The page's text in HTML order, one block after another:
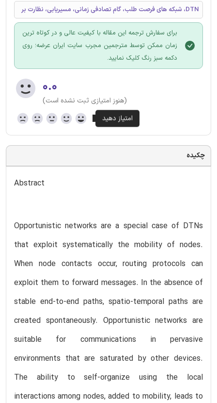
DTN، شبکه های فرصت طلب، گام تصادفی زمانی، مسیریابی، نظارت بر
برای سفارش ترجمه این مقاله با کیفیت عالی و در کوتاه ترین
زمان ممکن توسط مترجمین مجرب سایت ایران عرضه؛ روی
دکمه سبز رنگ کلیک نمایید.
۰.۰
(هنوز امتیازی ثبت نشده است)
چکیده
Abstract
Opportunistic networks are a special case of DTNs
that exploit systematically the mobility of nodes.
When node contacts occur, routing protocols can
exploit them to forward messages. In the absence of
stable end-to-end paths, spatio-temporal paths are
created spontaneously. Opportunistic networks are
suitable for communications in pervasive
environments that are saturated by other devices.
The ability to self-organize using the local
interactions among nodes, added to mobility, leads to